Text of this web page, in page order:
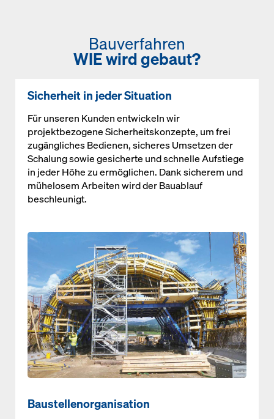
Bauverfahren
WIE wird gebaut?
Sicherheit in jeder Situation
Für unseren Kunden entwickeln wir
projektbezogene Sicherheitskonzepte, um frei
zugängliches Bedienen, sicheres Umsetzen der
Schalung sowie gesicherte und schnelle Aufstiege
in jeder Höhe zu ermöglichen. Dank sicherem und
mühelosem Arbeiten wird der Bauablauf
beschleunigt.
Open
Baustellenorganisation